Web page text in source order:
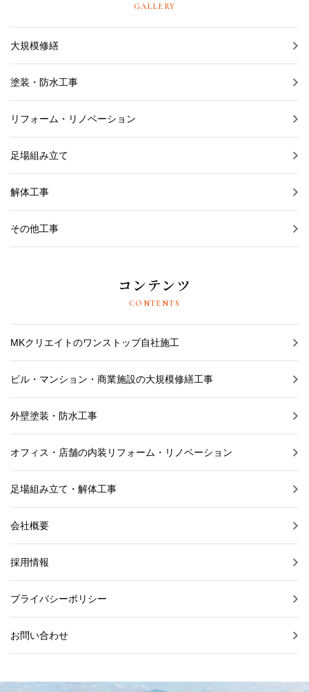
GALLERY
大規模修繕
塗装・防水工事
リフォーム・リノベーション
足場組み立て
解体工事
その他工事
コンテンツ
CONTENTS
MKクリエイトのワンストップ自社施工
ビル・マンション・商業施設の大規模修繕工事
外壁塗装・防水工事
オフィス・店舗の内装リフォーム・リノベーション
足場組み立て・解体工事
会社概要
採用情報
プライバシーポリシー
お問い合わせ